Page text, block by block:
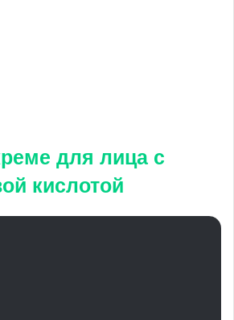
для лица с
кислотой